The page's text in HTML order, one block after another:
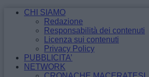
CHI SIAMO
Redazione
Responsabilità dei contenuti
Licenza sui contenuti
Privacy Policy
PUBBLICITA’
NETWORK